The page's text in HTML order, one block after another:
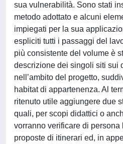
sua vulnerabilità. Sono stati
metodo adottato e alcuni
impiegati per la sua
espliciti tutti i passaggi del
più consistente del volume è
descrizione dei singoli siti sui
nell’ambito del progetto,
habitat di appartenenza. Al
ritenuto utile aggiungere due
quali, per scopi didattici o
vorranno verificare di persona
proposte di itinerari ed, in